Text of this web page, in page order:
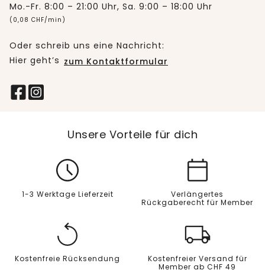
Mo.-Fr. 8:00 – 21:00 Uhr, Sa. 9:00 – 18:00 Uhr
(0,08 CHF/min)
Oder schreib uns eine Nachricht:
Hier geht’s zum Kontaktformular
Unsere Vorteile für dich
1-3 Werktage Lieferzeit
Verlängertes
Rückgaberecht für Member
Kostenfreie Rücksendung
Kostenfreier Versand für
Member ab CHF 49